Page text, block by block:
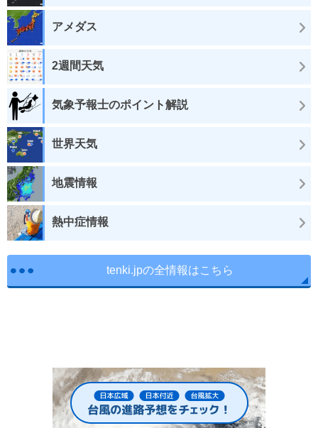
アメダス
2週間天気
気象予報士のポイント解説
世界天気
地震情報
熱中症情報
tenki.jpの全情報はこちら